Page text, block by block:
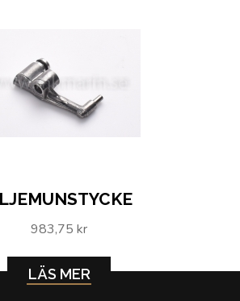
983,75 kr
LÄS MER